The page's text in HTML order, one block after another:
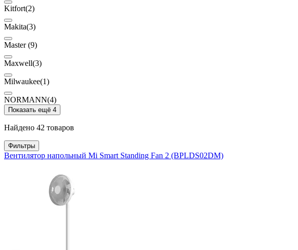
Kitfort(2)
Makita(3)
Master(9)
Maxwell(3)
Milwaukee(1)
NORMANN(4)
Показать ещё 4
Найдено 42 товаров
Фильтры
Вентилятор напольный Mi Smart Standing Fan 2 (BPLDS02DM)